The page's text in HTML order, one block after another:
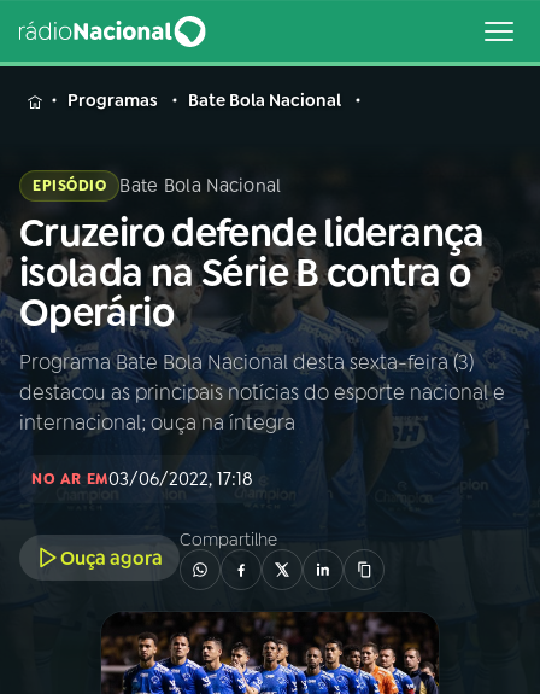
MENU
Buscar
na
Rádio
Nacional
Buscar
AO VIVO
01INÍCIO
PROGRAMAS
Programas Bate Bola Nacional
EPISÓDIO Bate Bola Nacional
Cruzeiro defende liderança
isolada na Série B contra o
Operário
Programa Bate Bola Nacional desta sexta-feira (3)
destacou as principais notícias do esporte nacional e
internacional; ouça na íntegra
NO AR EM03/06/2022, 17:18
Ouça agora
Compartilhe